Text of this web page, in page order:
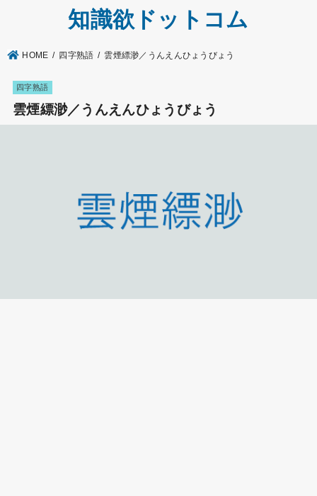
知識欲ドットコム
HOME 四字熟語 雲煙縹渺／うんえんひょうびょう
四字熟語
雲煙縹渺／うんえんひょうびょう